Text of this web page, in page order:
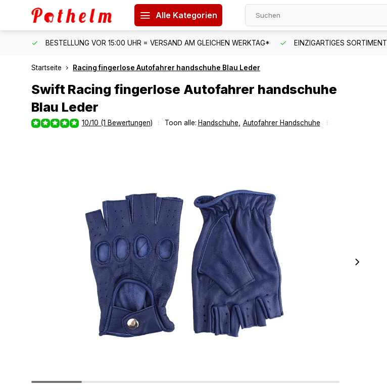
Alle Kategorien
BESTELLUNG VOR 15:00 UHR = VERSAND AM GLEICHEN WERKTAG* EINZIGARTIGES SORTIMENT
Startseite Racing fingerlose Autofahrer handschuhe Blau Leder
SwiftRacing fingerlose Autofahrer handschuhe
Blau Leder
10/10 (1 Bewertungen) Toon alle: Handschuhe Autofahrer Handschuhe